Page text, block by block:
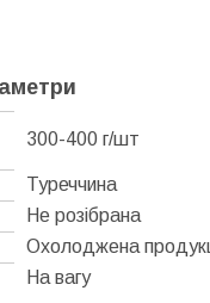
300-400 г/шт
Туреччина
Не розібрана
Охолоджена
На вагу